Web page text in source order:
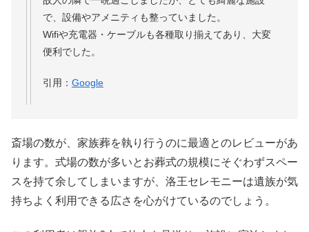
で、設備やアメニティも整っていました。
Wifiや充電器・ケーブルも各種取り揃えてあり、大変
便利でした。
引用： Google
斎場の数が、家族葬を執り行うのに最適とのレビューがあ
ります。式場の数が多いとお葬式の規模にそぐわずスペー
スを持て余してしまいますが、洛王セレモニーは遺族が気
持ちよく利用できる広さを心がけているのでしょう。